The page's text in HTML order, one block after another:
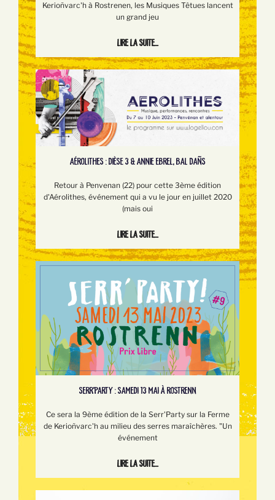
Kerioñvarc'h à Rostrenen, les Musiques Têtues lancent
un grand jeu
Lire la suite...
AÉROLITHES : DIÈSE 3 & ANNIE EBREL, BAL DAÑS
Retour à Penvenan (22) pour cette 3ème édition
d'Aérolithes, événement qui a vu le jour en juillet 2020
(mais oui
Lire la suite...
SERR’PARTY : SAMEDI 13 MAI À ROSTRENN
Ce sera la 9ème édition de la Serr'Party sur la Ferme
de Kerioñvarc'h au milieu des serres maraîchères. "Un
événement
Lire la suite...